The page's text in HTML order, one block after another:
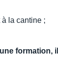
la cantine ;
formation,